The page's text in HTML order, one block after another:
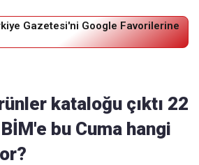
Gazetesi'ni Google Favorilerine
kataloğu çıktı 22
bu Cuma hangi